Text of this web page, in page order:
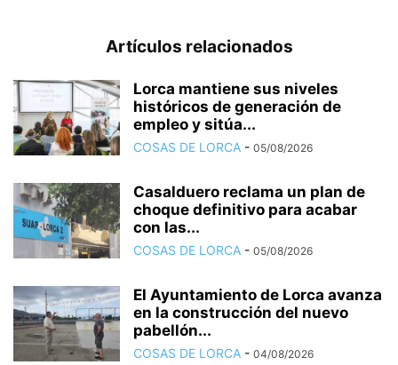
Artículos relacionados
Lorca mantiene sus niveles
históricos de generación de
empleo y sitúa...
COSAS DE LORCA - 05/08/2026
Casalduero reclama un plan de
choque definitivo para acabar
con las...
COSAS DE LORCA - 05/08/2026
El Ayuntamiento de Lorca avanza
en la construcción del nuevo
pabellón...
COSAS DE LORCA - 04/08/2026